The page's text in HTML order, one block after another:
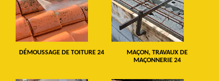
DÉMOUSSAGE DE TOITURE 24
MAÇON, TRAVAUX DE
MAÇONNERIE 24